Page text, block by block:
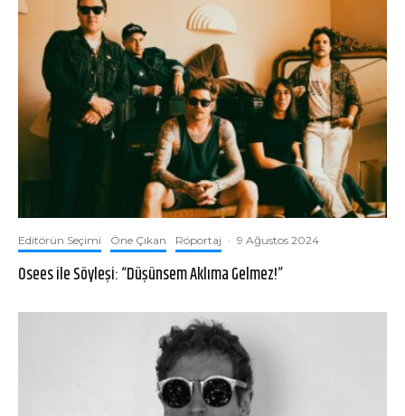
Editörün Seçimi Öne Çıkan Röportaj · 9 Ağustos 2024
Osees ile Söyleşi: “Düşünsem Aklıma Gelmez!”